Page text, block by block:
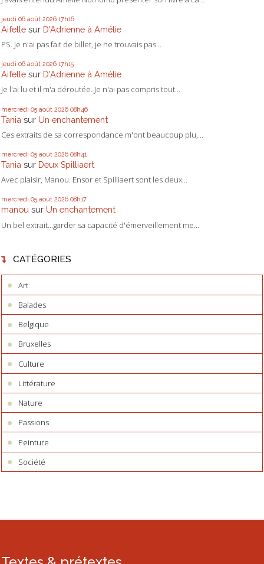
jeudi 06 août 2026 17h16
Aifelle sur D'Adrienne à Amélie
PS. Je n'ai pas fait de billet, je ne trouvais pas...
jeudi 06 août 2026 17h15
Aifelle sur D'Adrienne à Amélie
Je l'ai lu et il m'a déroutée. Je n'ai pas compris tout...
mercredi 05 août 2026 08h46
Tania sur Un enchantement
Ces extraits de sa correspondance m'ont beaucoup plu,...
mercredi 05 août 2026 08h41
Tania sur Deux Spilliaert
Avec plaisir, Manou. Ensor et Spilliaert sont les deux...
mercredi 05 août 2026 08h17
manou sur Un enchantement
Un bel extrait...garder sa capacité d'émerveillement me...
CATÉGORIES
Art
Balades
Belgique
Bruxelles
Culture
Littérature
Nature
Passions
Peinture
Société